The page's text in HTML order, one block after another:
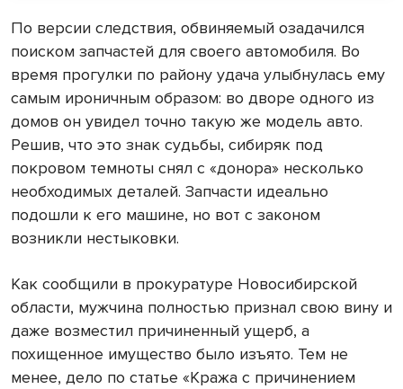
По версии следствия, обвиняемый озадачился
поиском запчастей для своего автомобиля. Во
время прогулки по району удача улыбнулась ему
самым ироничным образом: во дворе одного из
домов он увидел точно такую же модель авто.
Решив, что это знак судьбы, сибиряк под
покровом темноты снял с «донора» несколько
необходимых деталей. Запчасти идеально
подошли к его машине, но вот с законом
возникли нестыковки.
Как сообщили в прокуратуре Новосибирской
области, мужчина полностью признал свою вину и
даже возместил причиненный ущерб, а
похищенное имущество было изъято. Тем не
менее, дело по статье «Кража с причинением